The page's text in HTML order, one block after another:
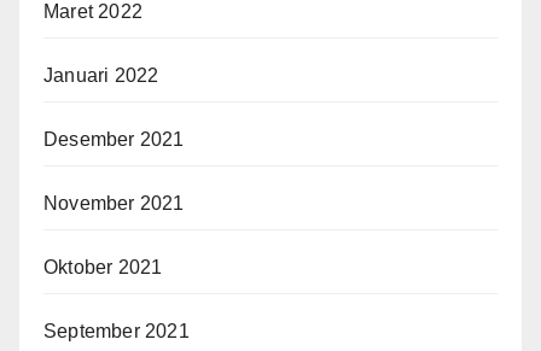
Maret 2022
Januari 2022
Desember 2021
November 2021
Oktober 2021
September 2021